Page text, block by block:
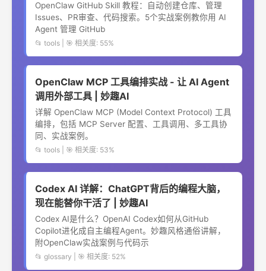
OpenClaw GitHub Skill 教程：自动创建仓库、管理
Issues、PR审查、代码搜索。5个实战案例教你用 AI
Agent 管理 GitHub
📂 tools | 🎯 相关度: 55%
OpenClaw MCP 工具编排实战 - 让 AI Agent
调用外部工具 | 妙趣AI
详解 OpenClaw MCP (Model Context Protocol) 工具
编排，包括 MCP Server 配置、工具调用、多工具协
同、实战案例。
📂 tools | 🎯 相关度: 53%
Codex AI 详解：ChatGPT背后的编程大脑，
现在能替你干活了 | 妙趣AI
Codex AI是什么？OpenAI Codex如何从GitHub
Copilot进化成自主编程Agent。妙趣风格通俗讲解，
附OpenClaw实战案例与代码示
📂 glossary | 🎯 相关度: 52%